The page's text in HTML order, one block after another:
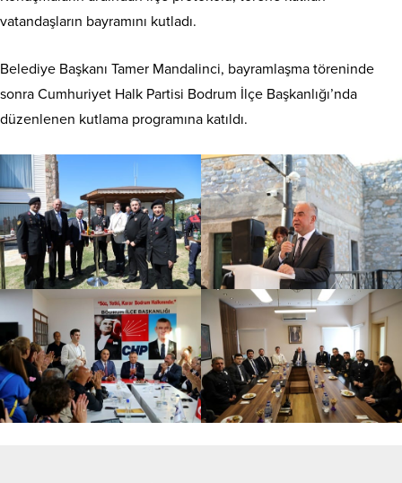
vatandaşların bayramını kutladı.
Belediye Başkanı Tamer Mandalinci, bayramlaşma töreninde
sonra Cumhuriyet Halk Partisi Bodrum İlçe Başkanlığı’nda
düzenlenen kutlama programına katıldı.